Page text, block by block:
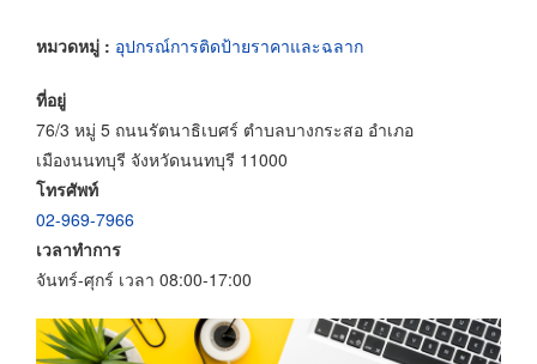
หมวดหมู่ : อุปกรณ์การติดป้ายราคาและฉลาก
ที่อยู่
76/3 หมู่ 5 ถนนรัตนาธิเบศร์ ตำบลบางกระสอ อำเภอ
เมืองนนทบุรี จังหวัดนนทบุรี 11000
โทรศัพท์
02-969-7966
เวลาทำการ
จันทร์-ศุกร์ เวลา 08:00-17:00